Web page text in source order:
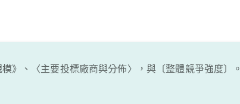
》、〈主要投標廠商與分佈〉，與〔整體競爭強度〕。